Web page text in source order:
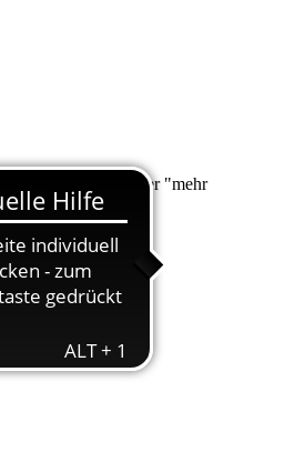
suchen. Unter "mehr